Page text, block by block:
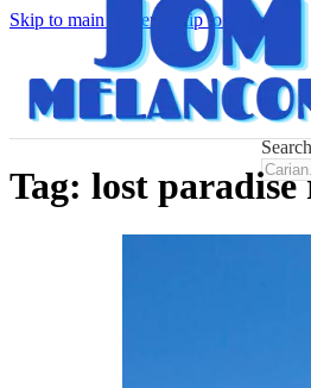
Skip to main content Skip to footer
Search
Tag: lost paradise